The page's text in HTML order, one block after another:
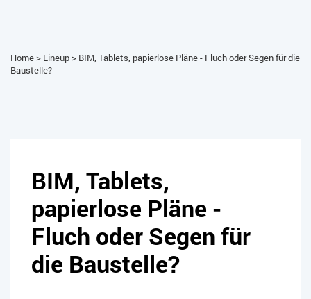
Home> Lineup> BIM, Tablets, papierlose Pläne - Fluch oder Segen für die
Baustelle?
BIM, Tablets,
papierlose Pläne -
Fluch oder Segen für
die Baustelle?